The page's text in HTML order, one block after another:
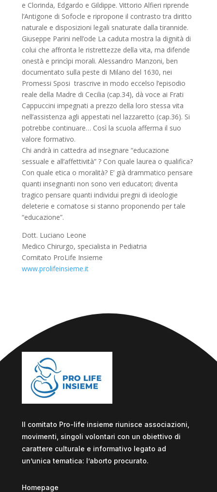
e Clorinda, Edgardo e Gildippe. Vittorio Alfieri riprende
l’Antigone di Sofocle e ripropone il contrasto tra diritto
naturale e disposizioni legali snaturate dalla tirannide.
Giuseppe Parini nell’ode La caduta mostra la dignità di
colui che affronta le ristrettezze della vita, ma difende
onestà e princìpi morali. Alessandro Manzoni, ben
documentato sulla peste di Milano del 1630, nei
Promessi Sposi trascrive in modo eccelso l’episodio
reale della Madre di Cecilia (cap.34), dà voce ai Frati
Cappuccini impegnati a prezzo della loro stessa vita
nell’assistenza agli appestati nel lazzaretto (cap.36). Si
potrebbe continuare… Così la scuola afferma il suo
valore formativo.
Chi andrà in cattedra ad insegnare “educazione
sessuale e all’affettività” ? Con quale laurea o qualifica?
Con quale etica o moralità? E’ già drammatico pensare
quanti insegnanti non sono veri educatori; diventa
tragico pensare quanti individui pregni di ideologie
deleterie e comatose si stanno proponendo per tale
“educazione”.
Dott. Luciano Leone
Medico Chirurgo, specialista in Pediatria
Comitato ProLife Insieme
www.prolifeinsieme.it
Il comitato Pro-life insieme riunisce associazioni,
movimenti, singoli volontari con un obiettivo di
carattere culturale e informativo legato ad
un’unica tematica: l’aborto procurato.
Homepage